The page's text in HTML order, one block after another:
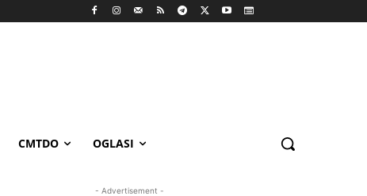
CMTDO OGLASI
- Advertisement -